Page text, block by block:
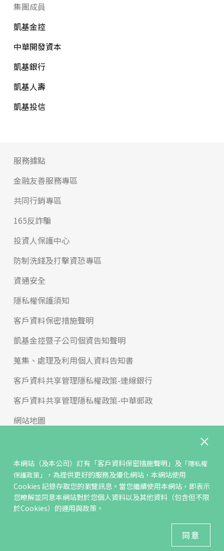
本網站（及本公司）訂有 「客戶資料保密措施聲明」 及「隱私權
保護政策」
，為提供更好的服務及優化網站，本網站使用
Cookies 記錄存取您的瀏覽訊息。當您繼續使用本網站，即表示
您暸解並同意本網站對於您個人資料以及其他資料（包含但不限
於Cookies）的運用與政策。
同意
集團成員
凱基金控
中華開發資本
凱基銀行
凱基人壽
凱基投信
服務據點
金融友善服務專區
共同行銷專區
165反詐騙
投資人保護中心
防制洗錢及打擊資恐專區
資通安全
隱私權保護須知
客戶資料保密措施聲明
凱基金控暨子公司個資告知聲明
蒐集、處理及利用個人資料告知書
客戶資料共享管理隱私權政策-連線銀行
客戶資料共享管理隱私權政策-中華郵政
網站地圖
免責聲明
聯絡我們
反詐騙專區